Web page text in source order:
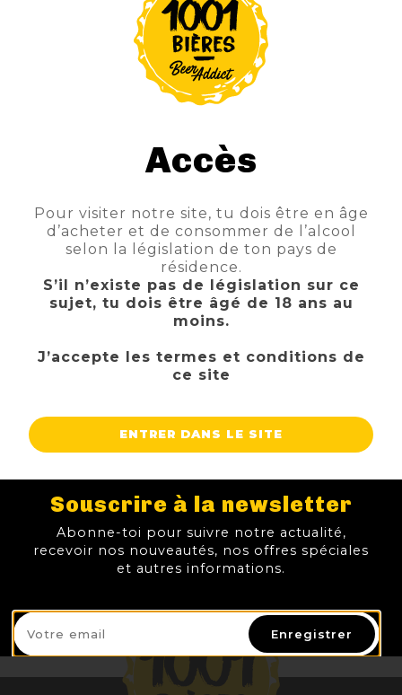
Fruitée et délicatement amère, cette IPA à
la belle robe orangée, dévoile des notes de
houblons aromatiques prononcées.
TTCPrix
AJOUTER AU PANIER
TTCPrix
AJOUTER AU PANIER
TTCPrix
AJOUTER AU PANIER
TTCPrix
Accès
Pour visiter notre site, tu dois être en âge
d’acheter et de consommer de l’alcool
selon la législation de ton pays de
résidence.
S’il n’existe pas de législation sur ce
sujet, tu dois être âgé de 18 ans au
moins.
J’accepte les termes et conditions de
ce site
ENTRER DANS LE SITE
Souscrire à la newsletter
Abonne-toi pour suivre notre actualité,
recevoir nos nouveautés, nos offres spéciales
et autres informations.
Enregistrer